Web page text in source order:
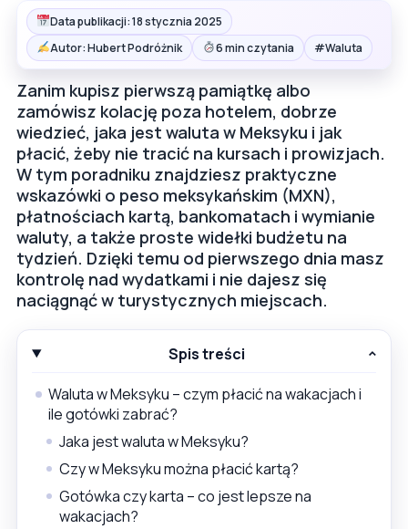
Data publikacji: 18 stycznia 2025
Autor: Hubert Podróżnik
6 min czytania #Waluta
Zanim kupisz pierwszą pamiątkę albo
zamówisz kolację poza hotelem, dobrze
wiedzieć, jaka jest waluta w Meksyku i jak
płacić, żeby nie tracić na kursach i prowizjach.
W tym poradniku znajdziesz praktyczne
wskazówki o peso meksykańskim (MXN),
płatnościach kartą, bankomatach i wymianie
waluty, a także proste widełki budżetu na
tydzień. Dzięki temu od pierwszego dnia masz
kontrolę nad wydatkami i nie dajesz się
naciągnąć w turystycznych miejscach.
Spis treści
Waluta w Meksyku – czym płacić na wakacjach i
ile gotówki zabrać?
Jaka jest waluta w Meksyku?
Czy w Meksyku można płacić kartą?
Gotówka czy karta – co jest lepsze na
wakacjach?